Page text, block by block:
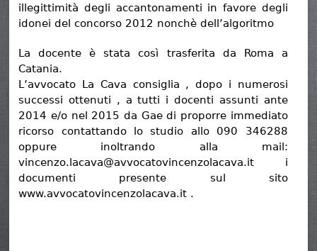
illegittimità degli accantonamenti in favore degli
idonei del concorso 2012 nonchè dell’algoritmo
La docente è stata così trasferita da Roma a
Catania.
L’avvocato La Cava consiglia , dopo i numerosi
successi ottenuti , a tutti i docenti assunti ante
2014 e/o nel 2015 da Gae di proporre immediato
ricorso contattando lo studio allo 090 346288
oppure inoltrando alla mail:
vincenzo.lacava@avvocatovincenzolacava.it i
documenti presente sul sito
www.avvocatovincenzolacava.it .